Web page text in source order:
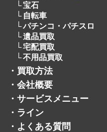
宝石
自転車
パチンコ・パチスロ
遺品買取
宅配買取
不用品買取
・ 買取方法
・ 会社概要
・ サービスメニュー
・ ライン
・ よくある質問